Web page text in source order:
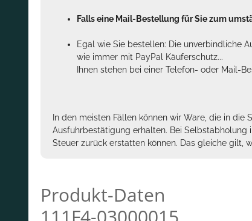
Falls eine Mail-Bestellung für Sie zum
Egal wie Sie bestellen: Die unverbindliche
wie immer mit PayPal Käuferschutz...
Ihnen stehen bei einer Telefon- oder Mail-
In den meisten Fällen können wir Ware, die in die
Ausfuhrbestätigung erhalten. Bei
Steuer zurück erstatten können. Das gleiche gilt,
Produkt-Daten